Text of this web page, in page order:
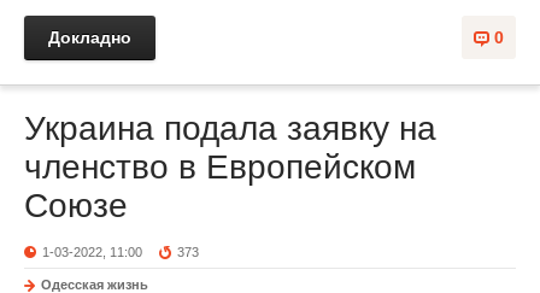
0
Докладно
Украина подала заявку на
членство в Европейском
Союзе
1-03-2022, 11:00 373
Одесская жизнь